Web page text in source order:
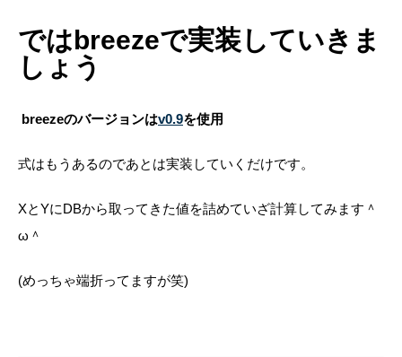
ではbreezeで実装していきま
しょう
breezeのバージョンはv0.9を使用
式はもうあるのであとは実装していくだけです。
XとYにDBから取ってきた値を詰めていざ計算してみます＾
ω＾
(めっちゃ端折ってますが笑)